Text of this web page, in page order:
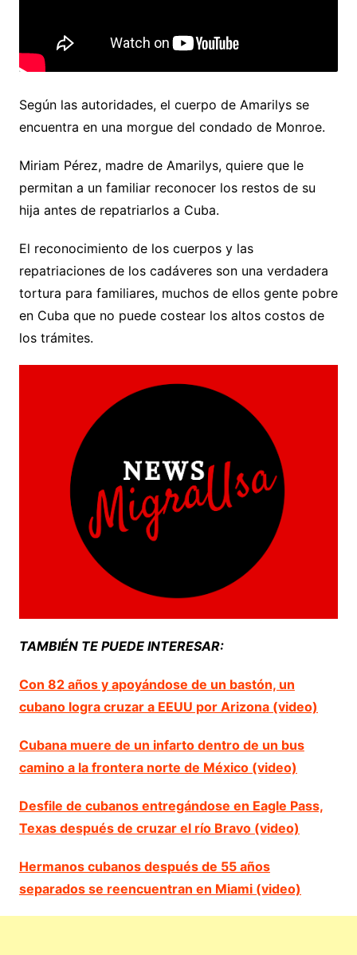
Según las autoridades, el cuerpo de Amarilys se
encuentra en una morgue del condado de Monroe.
Miriam Pérez, madre de Amarilys, quiere que le
permitan a un familiar reconocer los restos de su
hija antes de repatriarlos a Cuba.
El reconocimiento de los cuerpos y las
repatriaciones de los cadáveres son una verdadera
tortura para familiares, muchos de ellos gente pobre
en Cuba que no puede costear los altos costos de
los trámites.
TAMBIÉN TE PUEDE INTERESAR:
Con 82 años y apoyándose de un bastón, un
cubano logra cruzar a EEUU por Arizona (video)
Cubana muere de un infarto dentro de un bus
camino a la frontera norte de México (video)
Desfile de cubanos entregándose en Eagle Pass,
Texas después de cruzar el río Bravo (video)
Hermanos cubanos después de 55 años
separados se reencuentran en Miami (video)